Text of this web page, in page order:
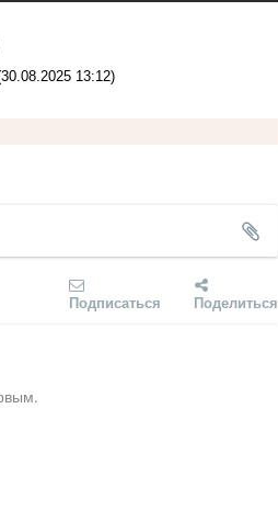
13:12)
Подписаться Поделиться